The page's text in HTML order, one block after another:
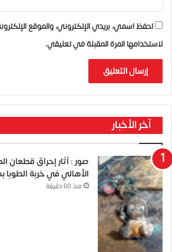
احفظ اسمي، بريدي الإلكتروني، والموقع
لاستخدامها المرة المقبلة في تعليقي.
آخر الأخبار
صور : آثار إحراق قطعان
الأهالي في خربة الطوبا
منذ 60 دقيقة